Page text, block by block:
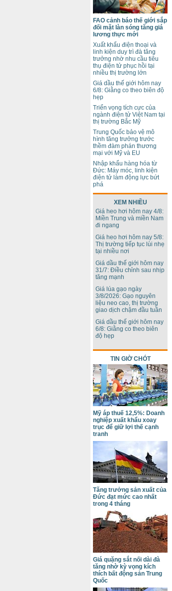
FAO cảnh báo thế giới sắp
đối mặt làn sóng tăng giá
lương thực mới
Xuất khẩu điện thoại và
linh kiện duy trì đà tăng
trưởng nhờ nhu cầu tiêu
thụ điện tử phục hồi tại
nhiều thị trường lớn
Giá dầu thế giới hôm nay
6/8: Giằng co theo biên độ
hẹp
Triển vọng tích cực của
ngành điện tử Việt Nam tại
thị trường Bắc Mỹ
Trung Quốc bảo vệ mô
hình tăng trưởng trước
thềm đàm phán thương
mại với Mỹ và EU
Nhập khẩu hàng hóa từ
Đức: Máy móc, linh kiện
điện tử làm động lực bứt
phá
XEM NHIỀU
Giá heo hơi hôm nay 4/8:
Miền Trung và miền Nam
đi ngang
Giá heo hơi hôm nay 5/8:
Thị trường tiếp tục lùi nhẹ
tại nhiều nơi
Giá dầu thế giới hôm nay
31/7: Điều chỉnh sau nhịp
tăng mạnh
Giá lúa gạo ngày
3/8/2026: Gạo nguyên
liệu neo cao, thị trường
giao dịch chậm đầu tuần
Giá dầu thế giới hôm nay
6/8: Giằng co theo biên
độ hẹp
TIN GIỜ CHÓT
Mỹ áp thuế 12,5%: Doanh
nghiệp xuất khẩu xoay
trục để giữ lợi thế cạnh
tranh
Tăng trưởng sản xuất của
Đức đạt mức cao nhất
trong 4 tháng
Giá quặng sắt nối dài đà
tăng nhờ kỳ vọng kích
thích bất động sản Trung
Quốc